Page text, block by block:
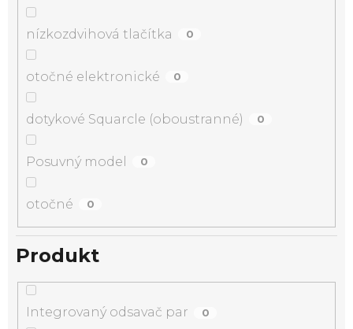
nízkozdvihová tlačítka 0
otočné elektronické 0
dotykové Squarcle (oboustranné) 0
Posuvný model 0
otočné 0
Produkt
Integrovaný odsavač par 0